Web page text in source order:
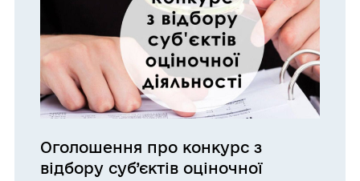
Оголошення про конкурс з
відбору суб’єктів оціночної